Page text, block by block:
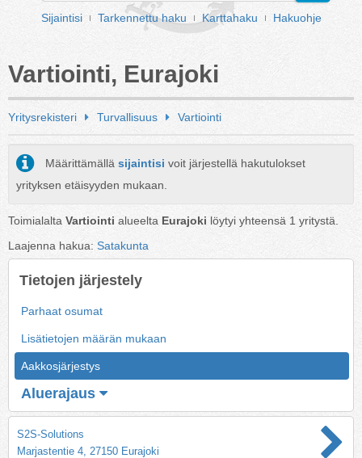
Sijaintisi Tarkennettu haku Karttahaku Hakuohje
Vartiointi, Eurajoki
Yritysrekisteri Turvallisuus Vartiointi
Määrittämällä sijaintisi voit järjestellä hakutulokset
yrityksen etäisyyden mukaan.
Toimialalta Vartiointi alueelta Eurajoki löytyi yhteensä 1 yritystä.
Laajenna hakua: Satakunta
Tietojen järjestely
Parhaat osumat
Lisätietojen määrän mukaan
Aakkosjärjestys
Aluerajaus
S2S-Solutions
Marjastentie 4, 27150 Eurajoki